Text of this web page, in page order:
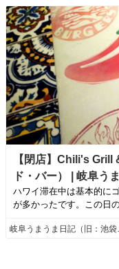
【閉店】Chili's Grill
ド・バー） | 岐阜う
記。）
ハワイ滞在中は基本的に
が多かったです。この日
岐阜う